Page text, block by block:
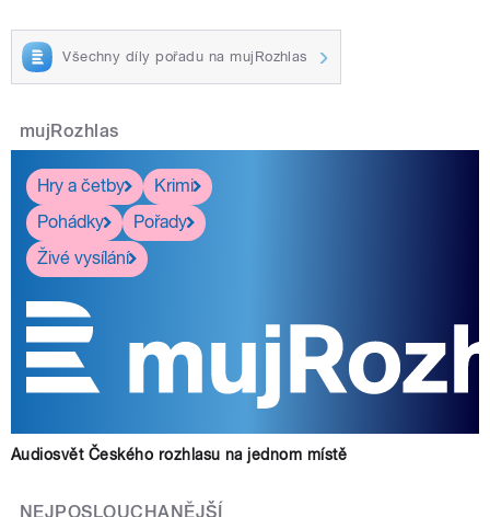
Všechny díly pořadu na mujRozhlas
mujRozhlas
Hry a četby
Krimi
Pohádky
Pořady
Živé vysílání
Audiosvět Českého rozhlasu na jednom místě
NEJPOSLOUCHANĚJŠÍ